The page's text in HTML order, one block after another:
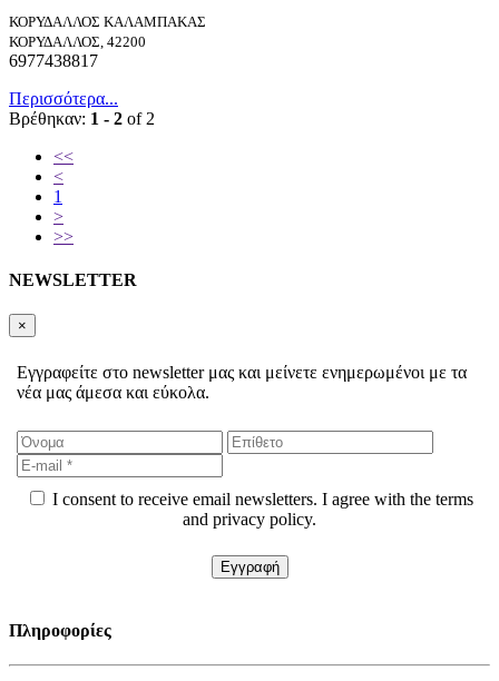
ΚΟΡΥΔΑΛΛΟΣ ΚΑΛΑΜΠΑΚΑΣ
ΚΟΡΥΔΑΛΛΟΣ, 42200
6977438817
Περισσότερα...
Βρέθηκαν: 1 - 2 of 2
<<
<
1
>
>>
NEWSLETTER
×
Εγγραφείτε στο newsletter μας και μείνετε ενημερωμένοι με τα
νέα μας άμεσα και εύκολα.
I consent to receive email newsletters. I agree with the terms
and privacy policy.
Πληροφορίες